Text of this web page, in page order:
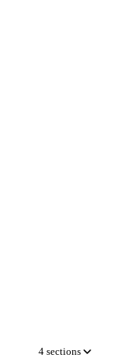
4 sections